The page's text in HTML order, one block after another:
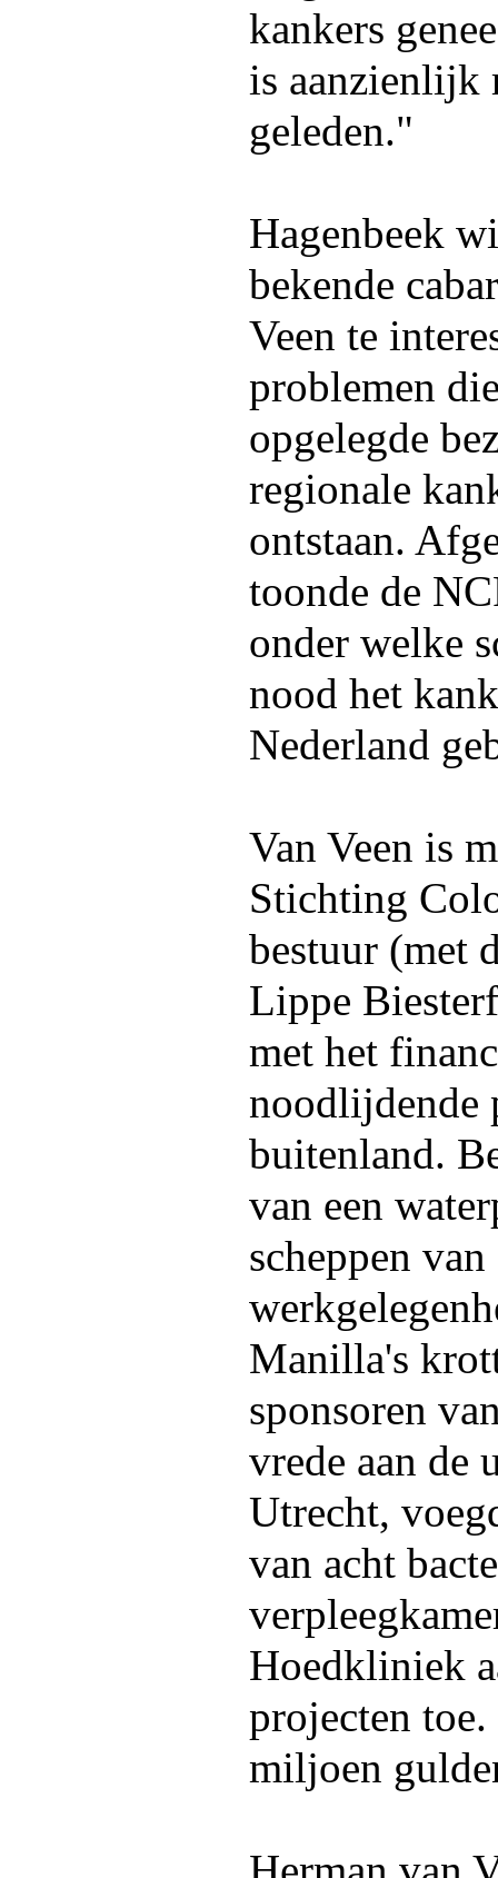
kankers
is aanzienlijk
geleden."
Hagenbeek
bekende
Veen te
problemen
opgelegde
regionale
ontstaan.
toonde de
onder welke
nood het
Nederland
Van Veen is
Stichting
bestuur (met
Lippe
met het
noodlijdende
buitenland.
van een
scheppen
Manilla's
sponsoren
vrede aan de
Utrecht,
van acht
Hoedkliniek
projecten
miljoen